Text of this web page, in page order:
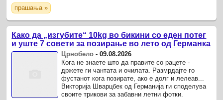
прашања »
Како да „изгубите“ 10kg во бикини со еден потег
и уште 7 совети за позирање во лето oд Германка
Црнобело -09.08.2026
Кога не знаете што да правите со рацете -
држете ги чантата и очилата. Размрдајте го
фустанот кога позирате, ако е долг и лелеав...
Викторија Шварцбек од Германија ги споделува
своите трикови за забавни летни фотки.